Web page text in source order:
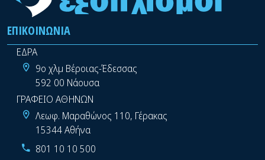
ΕΠΙΚΟΙΝΩΝΊΑ
ΕΔΡΑ
9ο χλμ Βέροιας-Έδεσσας
592 00 Νάουσα
ΓΡΑΦΕΙΟ ΑΘΗΝΩΝ
Λεωφ. Μαραθώνος 110, Γέρακας
15344 Αθήνα
801 10 10 500